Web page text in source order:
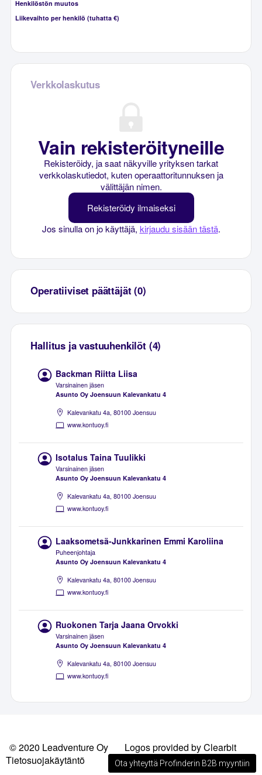
Henkilöstön muutos
Liikevaihto per henkilö (tuhatta €)
Verkkolaskutus
Vain rekisteröityneille
Rekisteröidy, ja saat näkyville yrityksen tarkat
verkkolaskutiedot, kuten operaattoritunnuksen ja
välittäjän nimen.
Rekisteröidy ilmaiseksi
Jos sinulla on jo käyttäjä, kirjaudu sisään tästä.
Operatiiviset päättäjät (0)
Hallitus ja vastuuhenkilöt (4)
Backman Riitta Liisa
Varsinainen jäsen
Asunto Oy Joensuun Kalevankatu 4
Kalevankatu 4a, 80100 Joensuu
www.kontuoy.fi
Isotalus Taina Tuulikki
Varsinainen jäsen
Asunto Oy Joensuun Kalevankatu 4
Kalevankatu 4a, 80100 Joensuu
www.kontuoy.fi
Laaksometsä-Junkkarinen Emmi Karoliina
Puheenjohtaja
Asunto Oy Joensuun Kalevankatu 4
Kalevankatu 4a, 80100 Joensuu
www.kontuoy.fi
Ruokonen Tarja Jaana Orvokki
Varsinainen jäsen
Asunto Oy Joensuun Kalevankatu 4
Kalevankatu 4a, 80100 Joensuu
www.kontuoy.fi
© 2020 Leadventure Oy
Logos provided by Clearbit
Tietosuojakäytäntö
Ota yhteyttä Profinderin B2B myyntiin